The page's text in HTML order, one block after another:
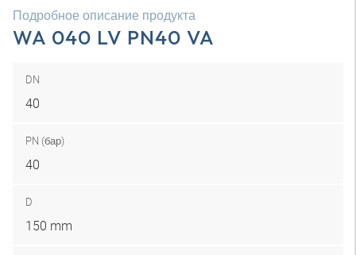
Подробное описание продукта
WA 040 LV PN40 VA
DN
40
PN (бар)
40
D
150 mm